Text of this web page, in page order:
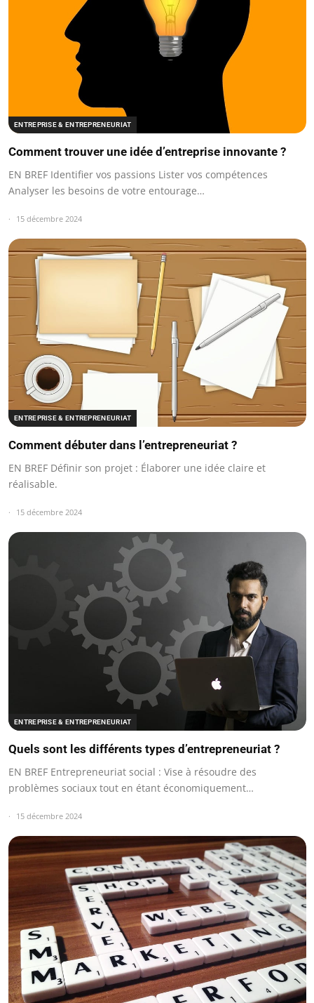
ENTREPRISE & ENTREPRENEURIAT
Comment trouver une idée d’entreprise innovante ?
EN BREF Identifier vos passions Lister vos compétences
Analyser les besoins de votre entourage…
15 décembre 2024
ENTREPRISE & ENTREPRENEURIAT
Comment débuter dans l’entrepreneuriat ?
EN BREF Définir son projet : Élaborer une idée claire et
réalisable.
15 décembre 2024
ENTREPRISE & ENTREPRENEURIAT
Quels sont les différents types d’entrepreneuriat ?
EN BREF Entrepreneuriat social : Vise à résoudre des
problèmes sociaux tout en étant économiquement…
15 décembre 2024